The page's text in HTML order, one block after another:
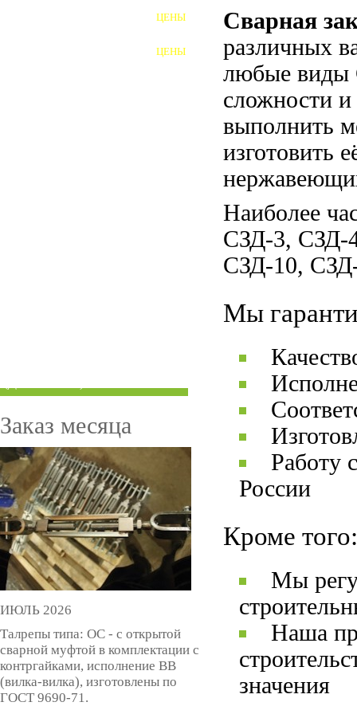
Сварная
различных
любые
сложности
выполнить
изготовить
Наиболее
СЗД-3, СЗД-
СЗД-10,
Мы
Работу
России
Кроме того:
Мы
Наша
значения
ЦЕНЫ
ЦЕНЫ
Заказ месяца
ИЮЛЬ 2026
Талрепы типа: ОС - с открытой
сварной муфтой в комплектации с
контргайками, исполнение ВВ
(вилка-вилка), изготовлены по
ГОСТ 9690-71.